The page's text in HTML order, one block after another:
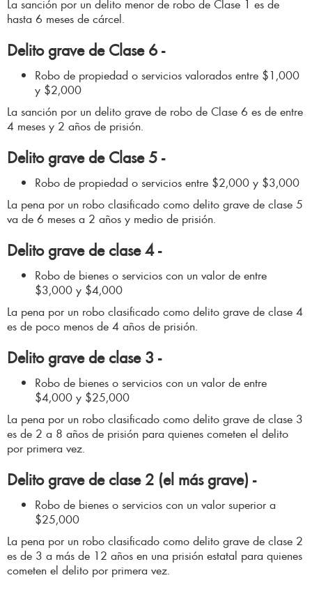
La sanción por un delito menor de robo de Clase 1 es de
hasta 6 meses de cárcel.
Delito grave de Clase 6 -
Robo de propiedad o servicios valorados entre $1,000
y $2,000
La sanción por un delito grave de robo de Clase 6 es de entre
4 meses y 2 años de prisión.
Delito grave de Clase 5 -
Robo de propiedad o servicios entre $2,000 y $3,000
La pena por un robo clasificado como delito grave de clase 5
va de 6 meses a 2 años y medio de prisión.
Delito grave de clase 4 -
Robo de bienes o servicios con un valor de entre
$3,000 y $4,000
La pena por un robo clasificado como delito grave de clase 4
es de poco menos de 4 años de prisión.
Delito grave de clase 3 -
Robo de bienes o servicios con un valor de entre
$4,000 y $25,000
La pena por un robo clasificado como delito grave de clase 3
es de 2 a 8 años de prisión para quienes cometen el delito
por primera vez.
Delito grave de clase 2 (el más grave) -
Robo de bienes o servicios con un valor superior a
$25,000
La pena por un robo clasificado como delito grave de clase 2
es de 3 a más de 12 años en una prisión estatal para quienes
cometen el delito por primera vez.